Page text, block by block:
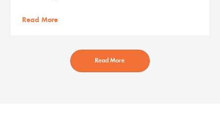
Read More
Read More